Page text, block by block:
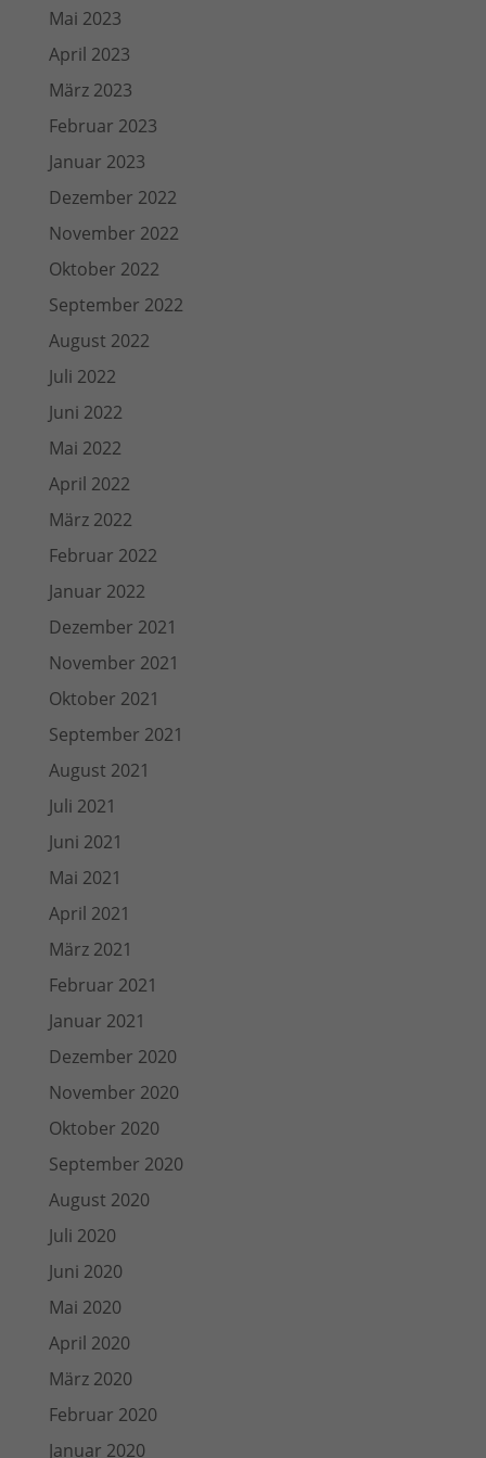
Mai 2023
April 2023
März 2023
Februar 2023
Januar 2023
Dezember 2022
November 2022
Oktober 2022
September 2022
August 2022
Juli 2022
Juni 2022
Mai 2022
April 2022
März 2022
Februar 2022
Januar 2022
Dezember 2021
November 2021
Oktober 2021
September 2021
August 2021
Juli 2021
Juni 2021
Mai 2021
April 2021
März 2021
Februar 2021
Januar 2021
Dezember 2020
November 2020
Oktober 2020
September 2020
August 2020
Juli 2020
Juni 2020
Mai 2020
April 2020
März 2020
Februar 2020
Januar 2020